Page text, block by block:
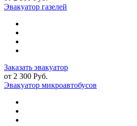
Эвакуатор газелей
Заказать эвакуатор
от 2 300 Руб.
Эвакуатор микроавтобусов